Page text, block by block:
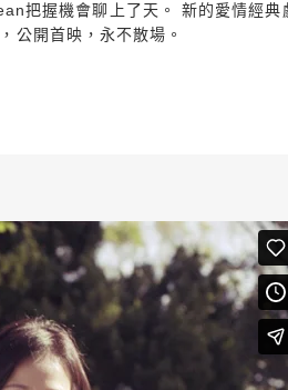
把握機會聊上了天。 新的愛情經典
公開首映，永不散場。